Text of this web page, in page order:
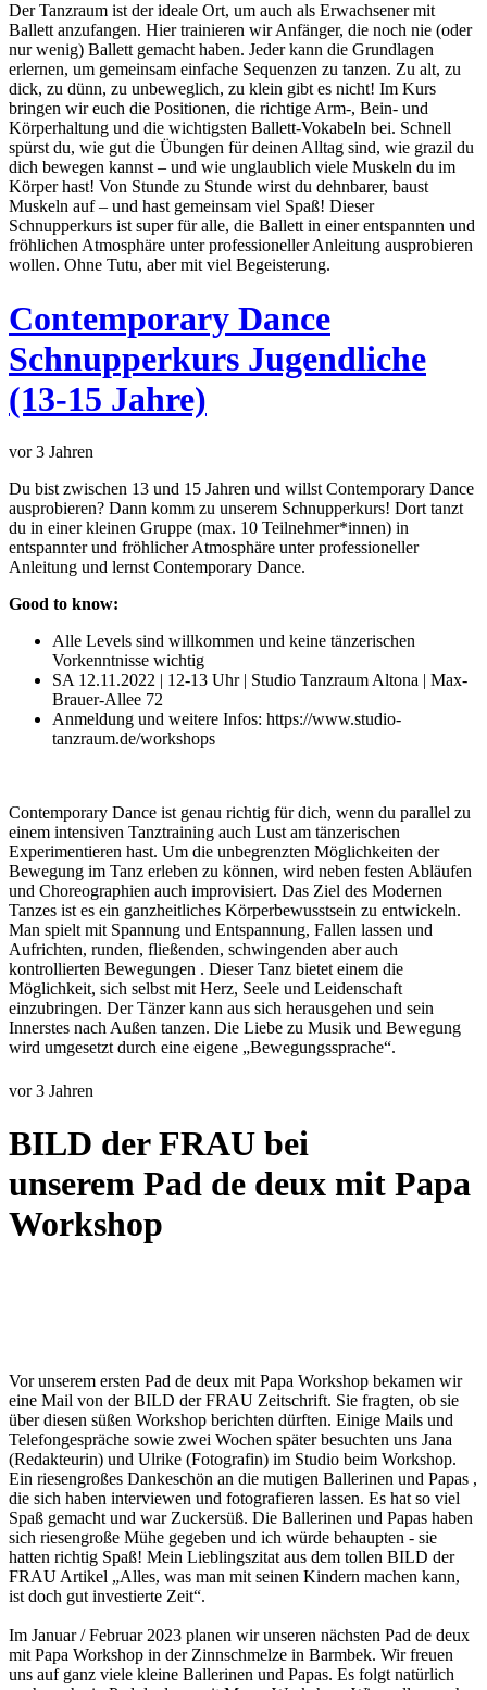
Der Tanzraum ist der ideale Ort, um auch als Erwachsener mit
Ballett anzufangen. Hier trainieren wir Anfänger, die noch nie (oder
nur wenig) Ballett gemacht haben. Jeder kann die Grundlagen
erlernen, um gemeinsam einfache Sequenzen zu tanzen. Zu alt, zu
dick, zu dünn, zu unbeweglich, zu klein gibt es nicht! Im Kurs
bringen wir euch die Positionen, die richtige Arm-, Bein- und
Körperhaltung und die wichtigsten Ballett-Vokabeln bei. Schnell
spürst du, wie gut die Übungen für deinen Alltag sind, wie grazil du
dich bewegen kannst – und wie unglaublich viele Muskeln du im
Körper hast! Von Stunde zu Stunde wirst du dehnbarer, baust
Muskeln auf – und hast gemeinsam viel Spaß! Dieser
Schnupperkurs ist super für alle, die Ballett in einer entspannten und
fröhlichen Atmosphäre unter professioneller Anleitung ausprobieren
wollen. Ohne Tutu, aber mit viel Begeisterung.
Contemporary Dance
Schnupperkurs Jugendliche
(13-15 Jahre)
vor 3 Jahren
Du bist zwischen 13 und 15 Jahren und willst Contemporary Dance
ausprobieren? Dann komm zu unserem Schnupperkurs! Dort tanzt
du in einer kleinen Gruppe (max. 10 Teilnehmer*innen) in
entspannter und fröhlicher Atmosphäre unter professioneller
Anleitung und lernst Contemporary Dance.
Good to know:
Alle Levels sind willkommen und keine tänzerischen
Vorkenntnisse wichtig
SA 12.11.2022 | 12-13 Uhr | Studio Tanzraum Altona | Max-
Brauer-Allee 72
Anmeldung und weitere Infos: https://www.studio-
tanzraum.de/workshops
Contemporary Dance ist genau richtig für dich, wenn du parallel zu
einem intensiven Tanztraining auch Lust am tänzerischen
Experimentieren hast. Um die unbegrenzten Möglichkeiten der
Bewegung im Tanz erleben zu können, wird neben festen Abläufen
und Choreographien auch improvisiert. Das Ziel des Modernen
Tanzes ist es ein ganzheitliches Körperbewusstsein zu entwickeln.
Man spielt mit Spannung und Entspannung, Fallen lassen und
Aufrichten, runden, fließenden, schwingenden aber auch
kontrollierten Bewegungen . Dieser Tanz bietet einem die
Möglichkeit, sich selbst mit Herz, Seele und Leidenschaft
einzubringen. Der Tänzer kann aus sich herausgehen und sein
Innerstes nach Außen tanzen. Die Liebe zu Musik und Bewegung
wird umgesetzt durch eine eigene „Bewegungssprache“.
vor 3 Jahren
BILD der FRAU bei
unserem Pad de deux mit Papa
Workshop
Vor unserem ersten Pad de deux mit Papa Workshop bekamen wir
eine Mail von der BILD der FRAU Zeitschrift. Sie fragten, ob sie
über diesen süßen Workshop berichten dürften. Einige Mails und
Telefongespräche sowie zwei Wochen später besuchten uns Jana
(Redakteurin) und Ulrike (Fotografin) im Studio beim Workshop.
Ein riesengroßes Dankeschön an die mutigen Ballerinen und Papas ,
die sich haben interviewen und fotografieren lassen. Es hat so viel
Spaß gemacht und war Zuckersüß. Die Ballerinen und Papas haben
sich riesengroße Mühe gegeben und ich würde behaupten - sie
hatten richtig Spaß! Mein Lieblingszitat aus dem tollen BILD der
FRAU Artikel „Alles, was man mit seinen Kindern machen kann,
ist doch gut investierte Zeit“.
Im Januar / Februar 2023 planen wir unseren nächsten Pad de deux
mit Papa Workshop in der Zinnschmelze in Barmbek. Wir freuen
uns auf ganz viele kleine Ballerinen und Papas. Es folgt natürlich